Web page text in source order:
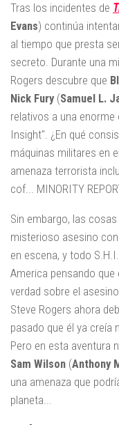
Tras los incidentes de
Evans) continúa
al tiempo que presta
secreto. Durante una
Rogers descubre que
Nick Fury (Samuel L.
relativos a una
Insight". ¿En qué
máquinas militares en
amenaza terrorista
cof... MINORITY
Sin embargo, las
misterioso asesino
en escena, y todo
America pensando
verdad sobre el
Steve Rogers ahora
pasado que él ya
Pero en esta aventura
Sam Wilson (Anthony
una amenaza que
planeta...